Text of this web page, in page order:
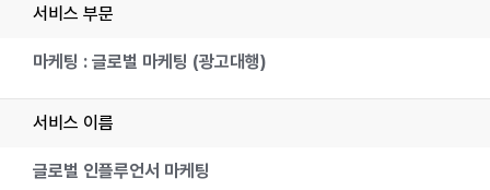
어, BTL, e스포츠까지
과적으로 연결하는 솔루션을 고민합니다.
우리는 단순히 '무엇을 만들까'를 고민하는 대행사가 아
클라이언트의 문제를 해결하
서비스 부문
마케팅 : 글로벌 마케팅 (광고대행)
서비스 이름
글로벌 인플루언서 마케팅